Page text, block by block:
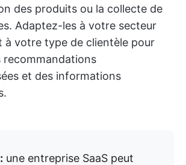
des produits ou la collecte de
Adaptez-les à votre secteur
à votre type de clientèle pour
recommandations
et des informations
une entreprise SaaS peut